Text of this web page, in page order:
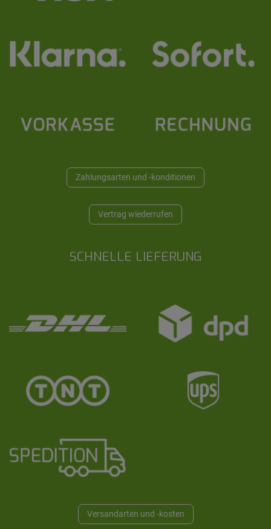
Zahlungsarten und -konditionen
Vertrag wiederrufen
SCHNELLE LIEFERUNG
Versandarten und -kosten